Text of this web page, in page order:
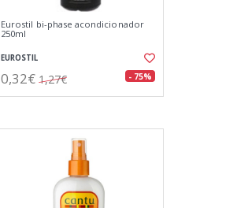
Eurostil bi-phase acondicionador
250ml
EUROSTIL
0,32€ 1,27€ - 75%